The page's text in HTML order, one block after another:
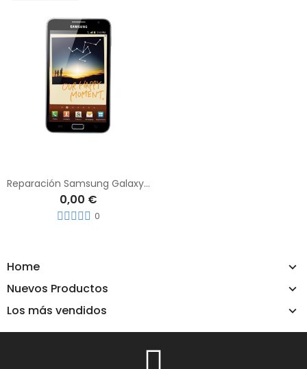
Home
Nuevos Productos
Los más vendidos
Reparación Samsung Galaxy Note
0,00 €
0